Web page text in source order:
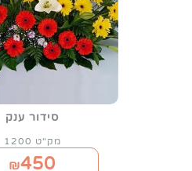
סידור ענק
מק"ט 1200
₪450